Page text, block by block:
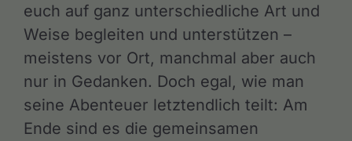
euch auf ganz unterschiedliche Art und
Weise begleiten und unterstützen –
meistens vor Ort, manchmal aber auch
nur in Gedanken. Doch egal, wie man
seine Abenteuer letztendlich teilt: Am
Ende sind es die gemeinsamen